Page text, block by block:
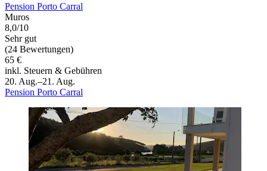
Pension Porto Carral
Muros
8,0/10
Sehr gut
(24 Bewertungen)
65 €
inkl. Steuern & Gebühren
20. Aug.–21. Aug.
Pension Porto Carral